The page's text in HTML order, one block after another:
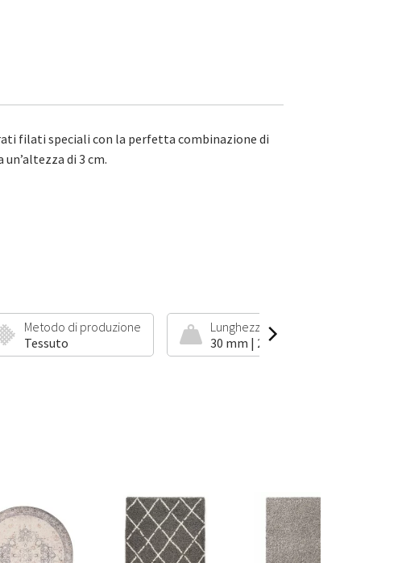
filati speciali con la perfetta combinazione di
di 3 cm.
Metodo di produzione
Tessuto
Lunghezza del pelo e peso
30 mm | 2500 g/m²